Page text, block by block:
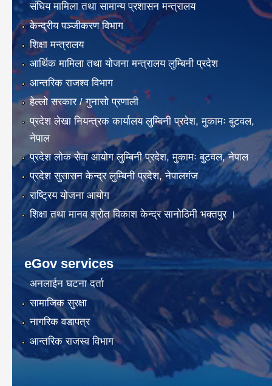
संघिय मामिला तथा सामान्य प्रशासन मन्त्रालय
केन्द्रीय पञ्जीकरण विभाग
शिक्षा मन्त्रालय
आर्थिक मामिला तथा योजना मन्त्रालय लुम्बिनी प्रदेश
आन्तरिक राजश्व विभाग
हेल्लो सरकार / गुनासो प्रणाली
प्रदेश लेखा नियन्त्रक कार्यालय लुम्बिनी प्रदेश, मुकामः बुटवल,
नेपाल
प्रदेश लोक सेवा आयोग लुम्बिनी प्रदेश, मुकामः बुटवल, नेपाल
प्रदेश सुसासन केन्द्र लुम्बिनी प्रदेश, नेपालगंज
राष्ट्रिय योजना आयोग
शिक्षा तथा मानव श्रोत विकाश केन्द्र सानोठिमी भक्तपुर ।
eGov services
अनलाईन घटना दर्ता
सामाजिक सुरक्षा
नागरिक वडापत्र
आन्तरिक राजस्व विभाग